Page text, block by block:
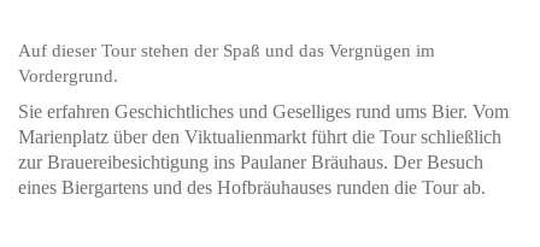
Auf dieser Tour stehen der Spaß und das Vergnügen im
Vordergrund.
Sie erfahren Geschichtliches und Geselliges rund ums Bier. Vom
Marienplatz über den Viktualienmarkt führt die Tour schließlich
zur Brauereibesichtigung ins Paulaner Bräuhaus. Der Besuch
eines Biergartens und des Hofbräuhauses runden die Tour ab.